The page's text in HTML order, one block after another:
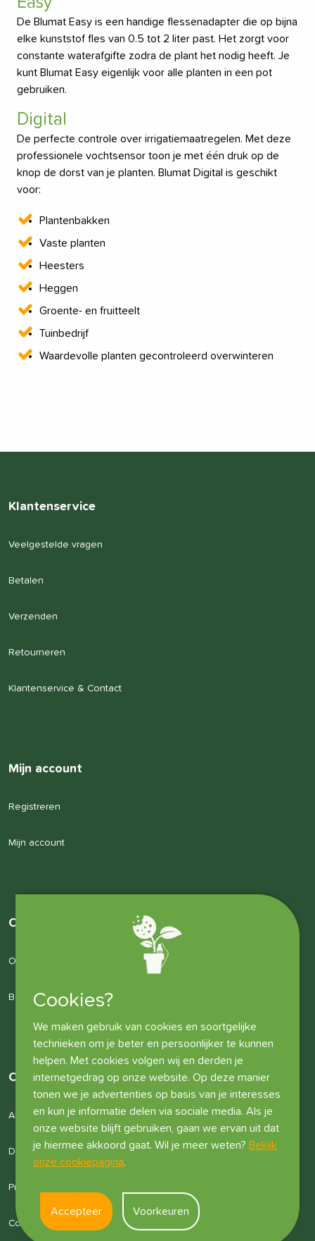
Cookies?
We maken gebruik van cookies en soortgelijke
technieken om je beter en persoonlijker te kunnen
helpen. Met cookies volgen wij en derden je
internetgedrag op onze website. Op deze manier
tonen we je advertenties op basis van je interesses
en kun je informatie delen via sociale media. Als je
onze website blijft gebruiken, gaan we ervan uit dat
je hiermee akkoord gaat. Wil je meer weten? Bekijk
onze cookiepagina.
Accepteer Voorkeuren
De Blumat Easy is een handige flessenadapter die op bijna
elke kunststof fles van 0.5 tot 2 liter past. Het zorgt voor
constante waterafgifte zodra de plant het nodig heeft. Je
kunt Blumat Easy eigenlijk voor alle planten in een pot
gebruiken.
Digital
De perfecte controle over irrigatiemaatregelen. Met deze
professionele vochtsensor toon je met één druk op de
knop de dorst van je planten. Blumat Digital is geschikt
voor:
Plantenbakken
Vaste planten
Heesters
Heggen
Groente- en fruitteelt
Tuinbedrijf
Waardevolle planten gecontroleerd overwinteren
Klantenservice
Veelgestelde vragen
Betalen
Verzenden
Retourneren
Klantenservice & Contact
Mijn account
Registreren
Mijn account
Over ons
Over ons
Bedrijfsgegevens
Overige informatie
Algemene voorwaarden
Disclaimer
Privacyverklaring
Cookies